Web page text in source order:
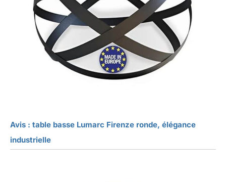
Avis : table basse Lumarc Firenze ronde, élégance
industrielle